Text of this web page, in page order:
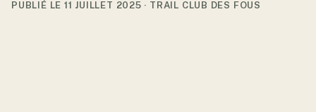
PUBLIÉ LE 11 JUILLET 2025 · TRAIL CLUB DES FOUS